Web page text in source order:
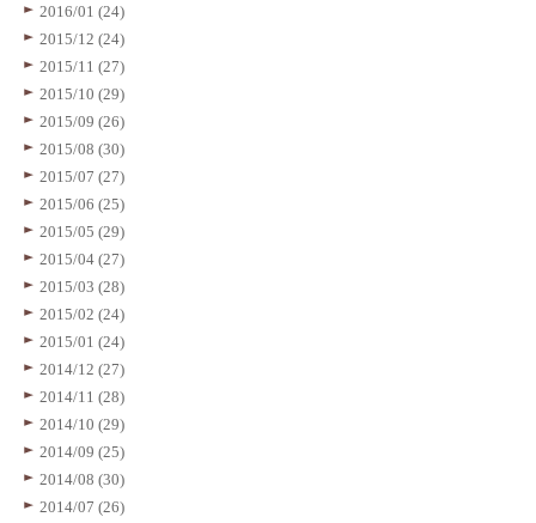
2016/01 (24)
2015/12 (24)
2015/11 (27)
2015/10 (29)
2015/09 (26)
2015/08 (30)
2015/07 (27)
2015/06 (25)
2015/05 (29)
2015/04 (27)
2015/03 (28)
2015/02 (24)
2015/01 (24)
2014/12 (27)
2014/11 (28)
2014/10 (29)
2014/09 (25)
2014/08 (30)
2014/07 (26)